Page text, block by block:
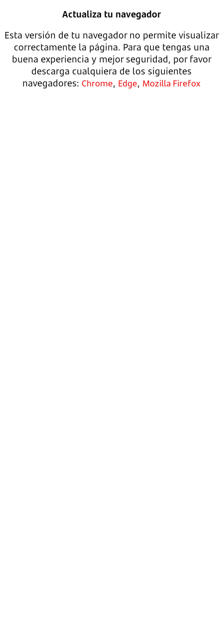
Actualiza tu navegador
Esta versión de tu navegador no permite visualizar
correctamente la página. Para que tengas una
buena experiencia y mejor seguridad, por favor
descarga cualquiera de los siguientes
navegadores: Chrome, Edge, Mozilla Firefox